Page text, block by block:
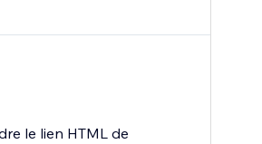
le lien HTML de